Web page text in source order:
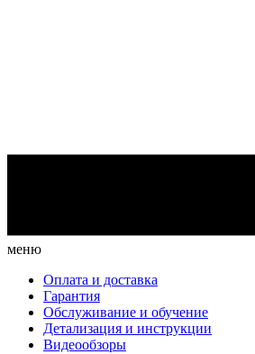
меню
Оплата и доставка
Гарантия
Обслуживание и обучение
Детализация и инструкции
Видеообзоры